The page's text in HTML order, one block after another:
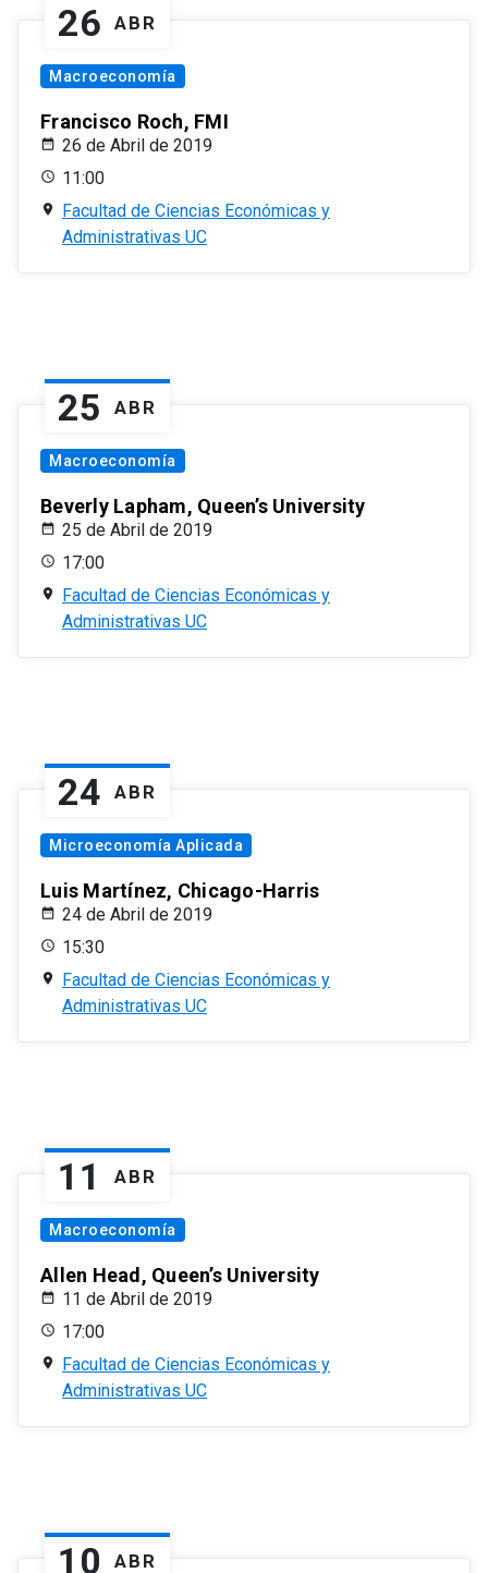
26 ABR
Macroeconomía
Francisco Roch, FMI
26 de Abril de 2019
11:00
Facultad de Ciencias Económicas y
Administrativas UC
25 ABR
Macroeconomía
Beverly Lapham, Queen’s University
25 de Abril de 2019
17:00
Facultad de Ciencias Económicas y
Administrativas UC
24 ABR
Microeconomía Aplicada
Luis Martínez, Chicago-Harris
24 de Abril de 2019
15:30
Facultad de Ciencias Económicas y
Administrativas UC
11 ABR
Macroeconomía
Allen Head, Queen’s University
11 de Abril de 2019
17:00
Facultad de Ciencias Económicas y
Administrativas UC
10 ABR